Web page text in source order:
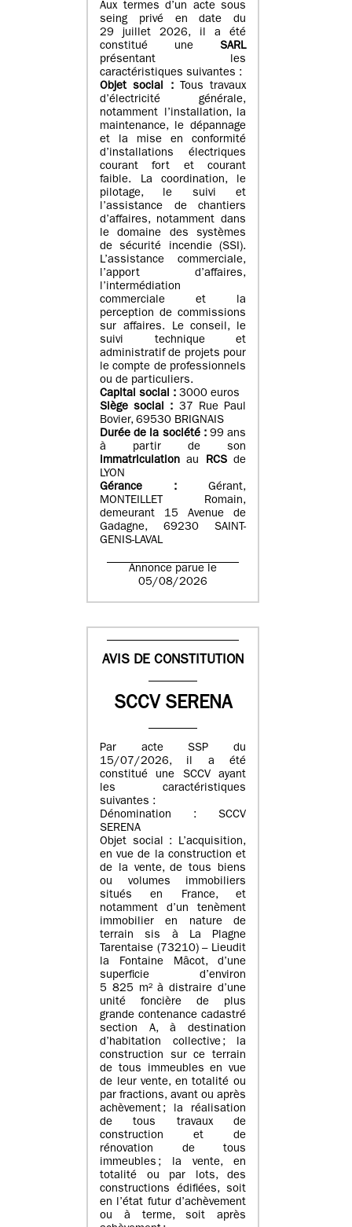
Aux termes d’un acte sous
seing privé en date du
29 juillet 2026, il a été
constitué une SARL
présentant les
caractéristiques suivantes :
Objet social :
Tous travaux
d’électricité générale,
notamment l’installation, la
maintenance, le dépannage
et la mise en conformité
d’installations électriques
courant fort et courant
faible. La coordination, le
pilotage, le suivi et
l’assistance de chantiers
d’affaires, notamment dans
le domaine des systèmes
de sécurité incendie (SSI).
L’assistance commerciale,
l’apport d’affaires,
l’intermédiation
commerciale et la
perception de commissions
sur affaires. Le conseil, le
suivi technique et
administratif de projets pour
le compte de professionnels
ou de particuliers.
Capital social : 3000 euros
Siège social : 37 Rue Paul
Bovier, 69530 BRIGNAIS
Durée de la société : 99 ans
à partir de son
immatriculation au RCSde
LYON
Gérance :
Gérant,
MONTEILLET Romain,
demeurant 15 Avenue de
Gadagne, 69230 SAINT-
GENIS-LAVAL
Annonce parue le
05/08/2026
AVIS DE CONSTITUTION
SCCV SERENA
Par acte SSP du
15/07/2026, il a été
constitué une SCCV ayant
les caractéristiques
suivantes :
Dénomination : SCCV
SERENA
Objet social : L’acquisition,
en vue de la construction et
de la vente, de tous biens
ou volumes immobiliers
situés en France, et
notamment d’un tenèment
immobilier en nature de
terrain sis à La Plagne
Tarentaise (73210) – Lieudit
la Fontaine Mâcot, d’une
superficie d’environ
5 825 m² à distraire d’une
unité foncière de plus
grande contenance cadastré
section A, à destination
d’habitation collective ; la
construction sur ce terrain
de tous immeubles en vue
de leur vente, en totalité ou
par fractions, avant ou après
achèvement ; la réalisation
de tous travaux de
construction et de
rénovation de tous
immeubles ; la vente, en
totalité ou par lots, des
constructions édifiées, soit
en l’état futur d’achèvement
ou à terme, soit après